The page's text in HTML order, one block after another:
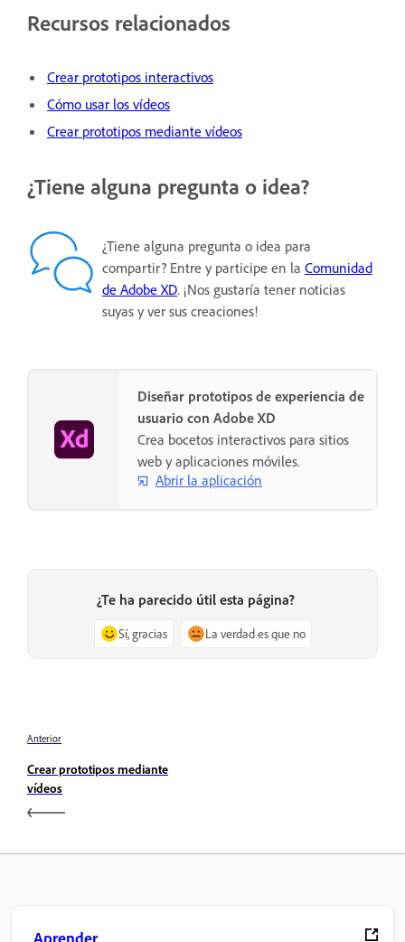
Recursos relacionados
Crear prototipos interactivos
Cómo usar los vídeos
Crear prototipos mediante vídeos
¿Tiene alguna pregunta o idea?
¿Tiene alguna pregunta o idea para
compartir? Entre y participe en la Comunidad
de Adobe XD. ¡Nos gustaría tener noticias
suyas y ver sus creaciones!
Diseñar prototipos de experiencia de
usuario con Adobe XD
Crea bocetos interactivos para sitios
web y aplicaciones móviles.
Abrir la aplicación
¿Te ha parecido útil esta página?
Sí, gracias La verdad es que no
Anterior
Crear prototipos mediante
vídeos
Aprender